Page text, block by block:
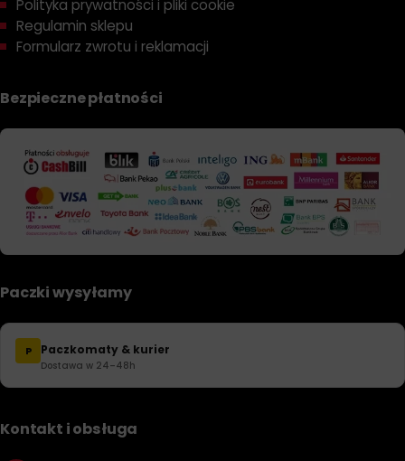
Polityka prywatności i pliki cookie
Regulamin sklepu
Formularz zwrotu i reklamacji
Bezpieczne płatności
Paczki wysyłamy
P Paczkomaty & kurier
Dostawa w 24–48h
Kontakt i obsługa